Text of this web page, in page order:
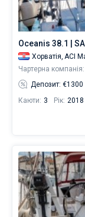
база
даних
містить
203
човнів
від
472
вітрильного
Oceanis 38.1 |
Хорватія, ACI
Чартерна компанія:
Депозит: €1300
Каюти: 3 Рік: 2018
Зі